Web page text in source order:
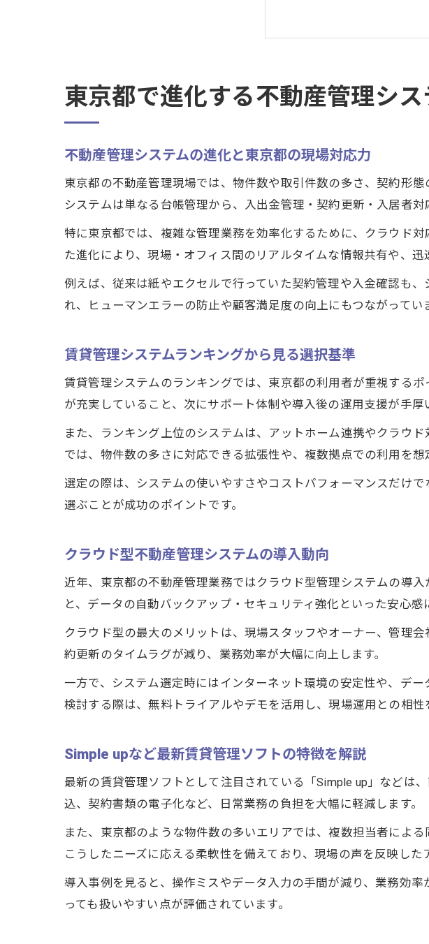
クラウド型不動
Simple upなど最
不動産賃貸管理シス
不動産管理システ
クラウド型賃貸管
アットホームロ
口コミでわかる導
賃貸管理ソフト選びな
不動産管理システ
賃貸管理システム
ATBBと連携可能
賃貸管理ソフト無
効率化を叶える不動産
不動産管理システ
賃貸管理システム
アットホーム賃貸
Simple upなど注
クラウド不動産管
不動産管理シス
アットホームログ
口コミから得られ
不動産管理シス
ログイン後に広が
東京都で進化する不動産管理シ
不動産管理システムの進化と東京都の現場対応力
東京都の不動産管理現場では、物件数や取引件数の多さ、契約形
システムは単なる台帳管理から、入出金管理・契約更新・入居者対
特に東京都では、複雑な管理業務を効率化するために、クラウド
た進化により、現場・オフィス間のリアルタイムな情報共有や、迅
例えば、従来は紙やエクセルで行っていた契約管理や入金確認も
れ、ヒューマンエラーの防止や顧客満足度の向上にもつながってい
賃貸管理システムランキングから見る選択基準
賃貸管理システムのランキングでは、東京都の利用者が重視する
が充実していること、次にサポート体制や導入後の運用支援が手厚
また、ランキング上位のシステムは、アットホーム連携やクラウ
では、物件数の多さに対応できる拡張性や、複数拠点での利用を想
選定の際は、システムの使いやすさやコストパフォーマンスだけ
選ぶことが成功のポイントです。
クラウド型不動産管理システムの導入動向
近年、東京都の不動産管理業務ではクラウド型管理システムの導
と、データの自動バックアップ・セキュリティ強化といった安心感
クラウド型の最大のメリットは、現場スタッフやオーナー、管理
約更新のタイムラグが減り、業務効率が大幅に向上します。
一方で、システム選定時にはインターネット環境の安定性や、デ
検討する際は、無料トライアルやデモを活用し、現場運用との相性
Simple upなど最新賃貸管理ソフトの特徴を解説
最新の賃貸管理ソフトとして注目されている「Simple up」などは
込、契約書類の電子化など、日常業務の負担を大幅に軽減します。
また、東京都のような物件数の多いエリアでは、複数担当者によ
こうしたニーズに応える柔軟性を備えており、現場の声を反映した
導入事例を見ると、操作ミスやデータ入力の手間が減り、業務効
っても扱いやすい点が評価されています。